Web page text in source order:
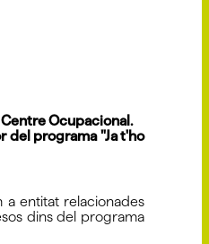
Ocupacional.
del programa "Ja t'ho
a entitat relacionades
dins del programa